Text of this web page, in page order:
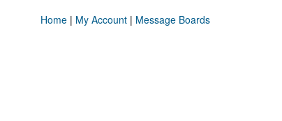
Home| My Account| Message Boards